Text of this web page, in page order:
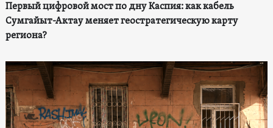
Первый цифровой мост по дну Каспия: как кабель
Сумгайыт-Актау меняет геостратегическую карту
региона?